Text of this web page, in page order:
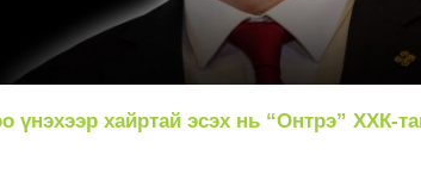
үнэхээр хайртай эсэх нь “Онтрэ” ХХК-